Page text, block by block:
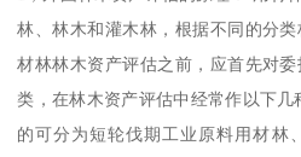
林、林木和灌木林，根据不同的分
材林林木资产评估之前，应首先对
类，在林木资产评估中经常作以下
的可分为短轮伐期工业原料用材林